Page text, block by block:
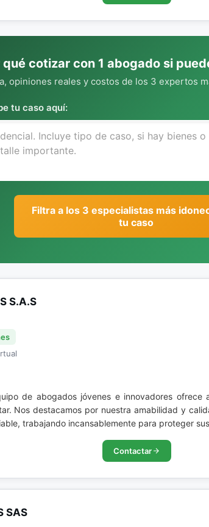
qué cotizar con 1 abogado si
opiniones reales y costos de los 3 expertos
tu caso aquí:
Filtra a los 3 especialistas más
tu caso
S.A.S
de abogados jóvenes e innovadores
Nos destacamos por nuestra amabilidad y
trabajando incansablemente para proteger
Contactar
SAS